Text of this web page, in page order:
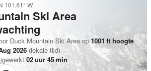
101.61° W
Ski Area
Duck Mountain Ski Area op 1001 ft hoogte
2026 (lokale tijd)
02uur45min